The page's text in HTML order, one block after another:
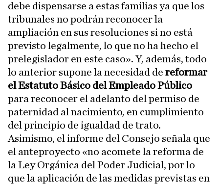
debe dispensarse a estas familias ya que los
tribunales no podrán reconocer la
ampliación en sus resoluciones si no está
previsto legalmente, lo que no ha hecho el
prelegislador en este caso». Y, además, todo
lo anterior supone la necesidad de reformar
el Estatuto Básico del Empleado Público
para reconocer el adelanto del permiso de
paternidad al nacimiento, en cumplimiento
del principio de igualdad de trato.
Asimismo, el informe del Consejo señala que
el anteproyecto «no acomete la reforma de
la Ley Orgánica del Poder Judicial, por lo
que la aplicación de las medidas previstas en